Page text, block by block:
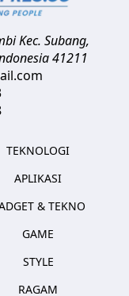
Kec. Subang,
41211
TEKNOLOGI
APLIKASI
& TEKNO
GAME
STYLE
RAGAM